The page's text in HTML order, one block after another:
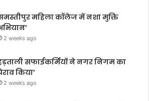
महिला कॉलेज में नशा मुक्ति
2 weeks ago
सफाईकर्मियों ने नगर निगम का
किया’
2 weeks ago